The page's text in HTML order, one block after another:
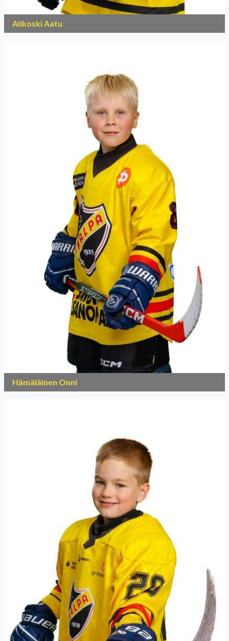
Alikoski Aatu
Hämäläinen Onni